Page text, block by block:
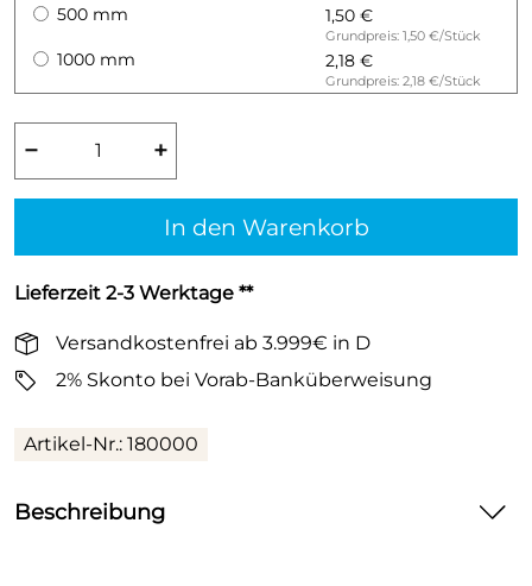
500 mm 1,50 €
Grundpreis: 1,50 €/Stück
1000 mm 2,18 €
Grundpreis: 2,18 €/Stück
− +
In den Warenkorb
Lieferzeit 2-3 Werktage **
Versandkostenfrei ab 3.999€ in D
2% Skonto bei Vorab-Banküberweisung
Artikel-Nr.: 180000
Beschreibung